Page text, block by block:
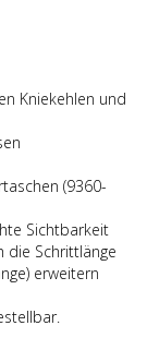
Kniekehlen und
(9360-
Sichtbarkeit
die Schrittlänge
erweitern